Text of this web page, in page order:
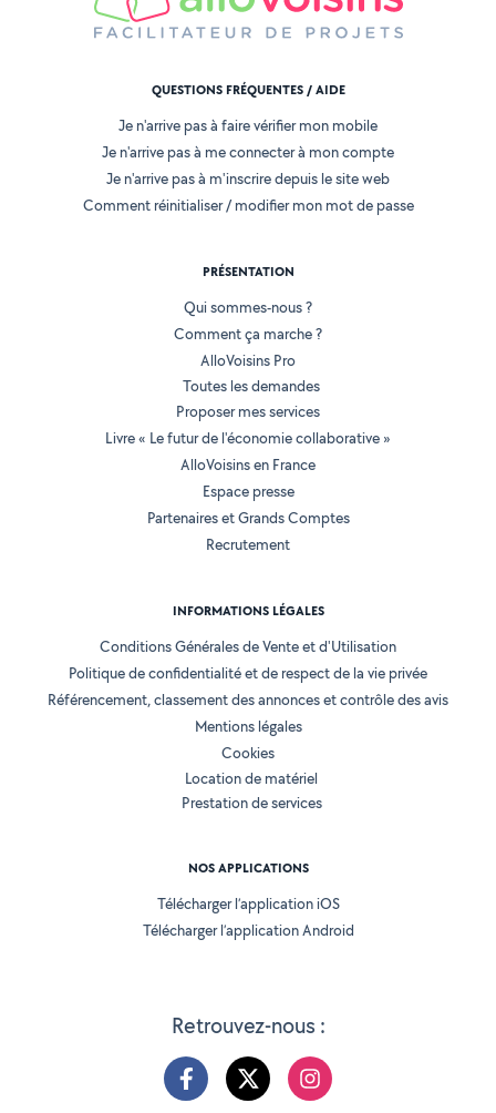
Retrouvez-nous :
QUESTIONS FRÉQUENTES / AIDE
Je n'arrive pas à faire vérifier mon mobile
Je n'arrive pas à me connecter à mon compte
Je n'arrive pas à m'inscrire depuis le site web
Comment réinitialiser / modifier mon mot de passe
PRÉSENTATION
Qui sommes-nous ?
Comment ça marche ?
AlloVoisins Pro
Toutes les demandes
Proposer mes services
Livre « Le futur de l'économie collaborative »
AlloVoisins en France
Espace presse
Partenaires et Grands Comptes
Recrutement
INFORMATIONS LÉGALES
Conditions Générales de Vente et d'Utilisation
Politique de confidentialité et de respect de la vie privée
Référencement, classement des annonces et contrôle des avis
Mentions légales
Cookies
Location de matériel
Prestation de services
NOS APPLICATIONS
Télécharger l’application iOS
Télécharger l’application Android